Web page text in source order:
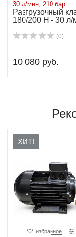
30 л/мин, 210 бар
Разгрузочный
180/200 H - 30 л/
(0)
10 080 руб.
ХИТ!
избранное